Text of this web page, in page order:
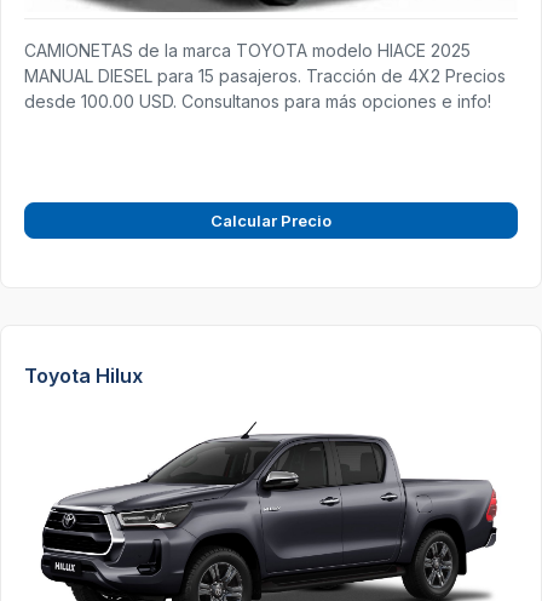
CAMIONETAS de la marca TOYOTA modelo HIACE 2025
MANUAL DIESEL para 15 pasajeros. Tracción de 4X2 Precios
desde 100.00 USD. Consultanos para más opciones e info!
Calcular Precio
Toyota Hilux